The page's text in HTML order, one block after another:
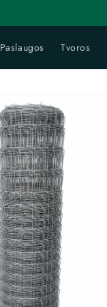
Paslaugos Tvoros